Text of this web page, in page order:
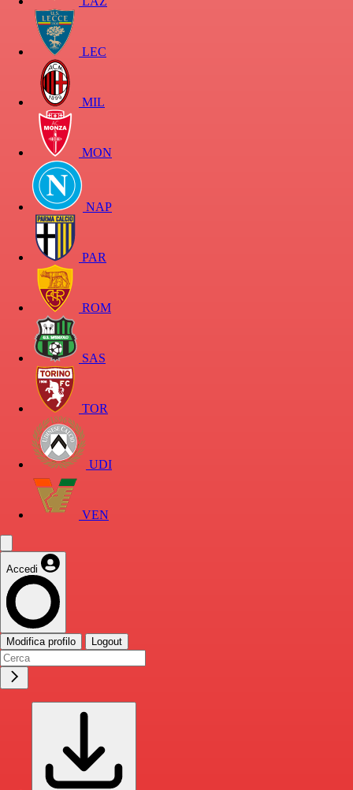
LEC
MIL
MON
NAP
PAR
ROM
SAS
TOR
UDI
VEN
Accedi
Modifica profilo Logout